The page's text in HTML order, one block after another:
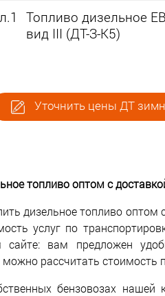
Топливо дизельное
вид III (ДТ-З-К5)
Уточнить цены ДТ
топливо оптом с
дизельное топливо оптом
услуг по
вам предложен
рассчитать стоимость
бензовозах нашей